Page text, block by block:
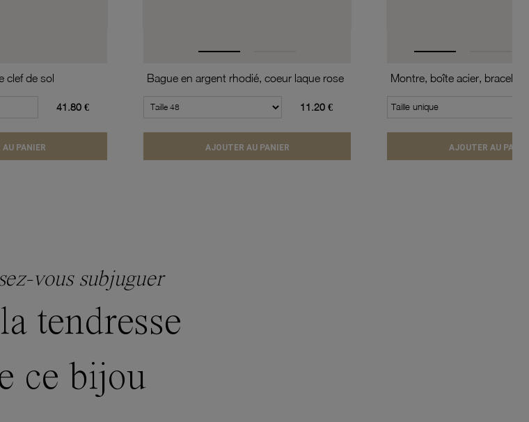
clef de sol
41.80 €
PANIER
Bague en argent rhodié, coeur laque rose
11.20 €
AJOUTER AU PANIER
Taille unique
AJOUTER AU
vous subjuguer
tendresse
ce bijou